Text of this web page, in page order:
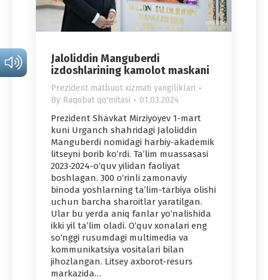
Jaloliddin Manguberdi
izdoshlarining kamolot maskani
Prezident matbuot xizmati yangiliklari
By Raqobat qo'mitasi 01.03.2024
Prezident Shavkat Mirziyoyev 1-mart
kuni Urganch shahridagi Jaloliddin
Manguberdi nomidagi harbiy-akademik
litseyni borib ko‘rdi. Ta’lim muassasasi
2023-2024-o‘quv yilidan faoliyat
boshlagan. 300 o‘rinli zamonaviy
binoda yoshlarning ta’lim-tarbiya olishi
uchun barcha sharoitlar yaratilgan.
Ular bu yerda aniq fanlar yo‘nalishida
ikki yil ta’lim oladi. O‘quv xonalari eng
so‘nggi rusumdagi multimedia va
kommunikatsiya vositalari bilan
jihozlangan. Litsey axborot-resurs
markazida…